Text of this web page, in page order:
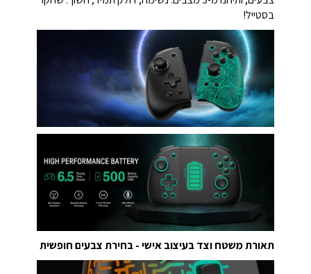
בסטייל!
תאורת משטח וצד בעיצוב אישי - בחירת צבעים חופשית